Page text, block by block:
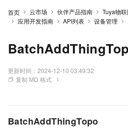
首页 云市场 伙伴产品指南 Tuya物
应用开发指南
API列表 设备管理
更新时间： 2024-12-10 03:49:32
复制 MD 格式
BatchAddThingTopo